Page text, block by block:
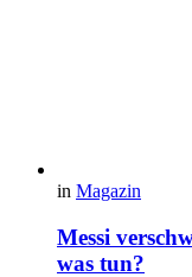
in Magazin
Messi
was tun?